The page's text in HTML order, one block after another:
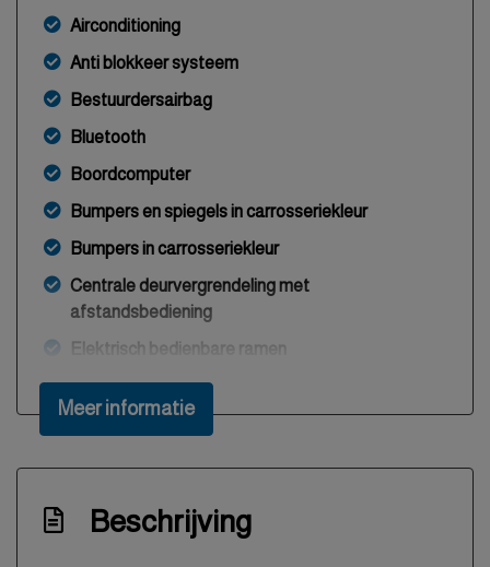
Airconditioning
Anti blokkeer systeem
Bestuurdersairbag
Bluetooth
Boordcomputer
Bumpers en spiegels in carrosseriekleur
Bumpers in carrosseriekleur
Centrale deurvergrendeling met
afstandsbediening
Elektrisch bedienbare ramen
Hoofdsleutel en reservesleutel
Metallic lak
Meer informatie
Beschrijving